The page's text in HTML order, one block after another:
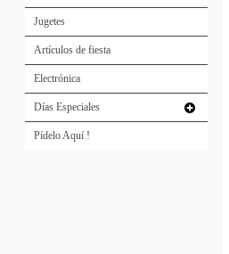
Jugetes
Artículos de fiesta
Electrónica
Días Especiales
Pídelo Aquí !